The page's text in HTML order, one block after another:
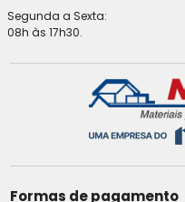
Segunda a Sexta:
08h às 17h30.
Formas de pagamento